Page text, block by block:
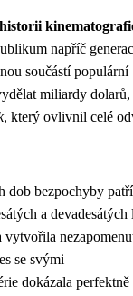
napříč
součástí populární
miliardy dolarů,
, který ovlivnil celé
dob bezpochyby patří
a devadesátých
se svými
dokázala perfektně